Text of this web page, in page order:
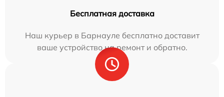
Бесплатная доставка
Наш курьер в Барнауле бесплатно доставит
ваше устройство на ремонт и обратно.